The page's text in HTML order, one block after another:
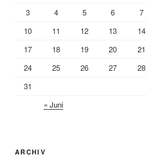
3
4 5 6 7
10
11 12 13 14
17
18 19 20 21
24
25 26 27 28
31
« Juni
ARCHIV